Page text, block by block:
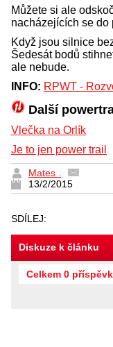
Můžete si ale
nacházejících se do
Když jsou silnice
Šedesát bodů
ale nebude.
INFO: RPWT -
Další
Vlečka na Orlík
Je to jen power trail
Mates .
13/2/2015
SDÍLEJ:
Diskuze k článku
Celkem 0